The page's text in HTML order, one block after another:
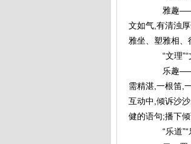
雅趣——“
文如气,有清浊
雅坐、塑雅相、
“文理”“
乐趣——“
需精湛,一根笛,
互动中,倾诉沙
健的语句;播下
“乐道”“